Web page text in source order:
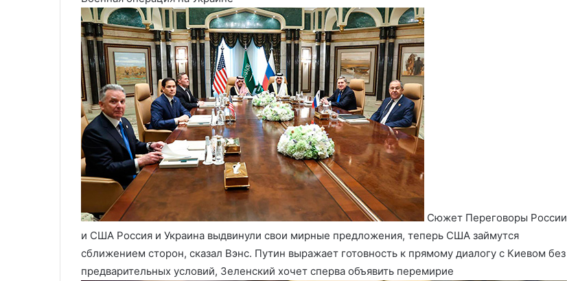
Сюжет Переговоры России
и США Россия и Украина выдвинули свои мирные предложения, теперь США займутся
сближением сторон, сказал Вэнс. Путин выражает готовность к прямому диалогу с Киевом без
предварительных условий, Зеленский хочет сперва объявить перемирие
возраста в России
на
Украине
действий на Украине